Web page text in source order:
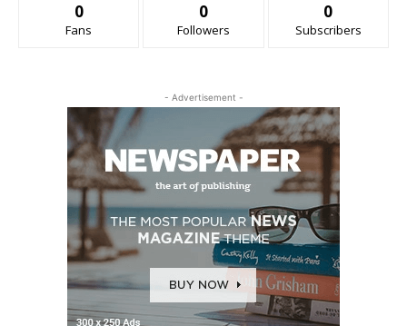
0
Fans
0
Followers
0
Subscribers
- Advertisement -